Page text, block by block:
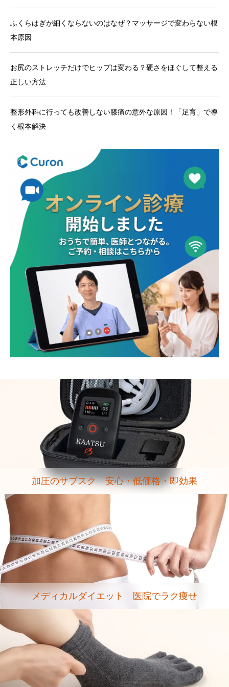
ふくらはぎが細くならないのはなぜ？マッサージで変わらない根
本原因
お尻のストレッチだけでヒップは変わる？硬さをほぐして整える
正しい方法
整形外科に行っても改善しない膝痛の意外な原因！「足育」で導
く根本解決
加圧のサブスク 安心・低価格・即効果
メディカルダイエット 医院でラク痩せ